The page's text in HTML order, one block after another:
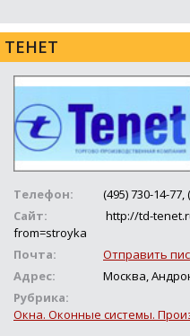
ТЕНЕТ
Телефон:
(495) 730-14-77,
Сайт:
http://td-
from=stroyka
Почта:
Отправить
Адрес:
Москва,
Рубрика:
Окна. Оконные системы.